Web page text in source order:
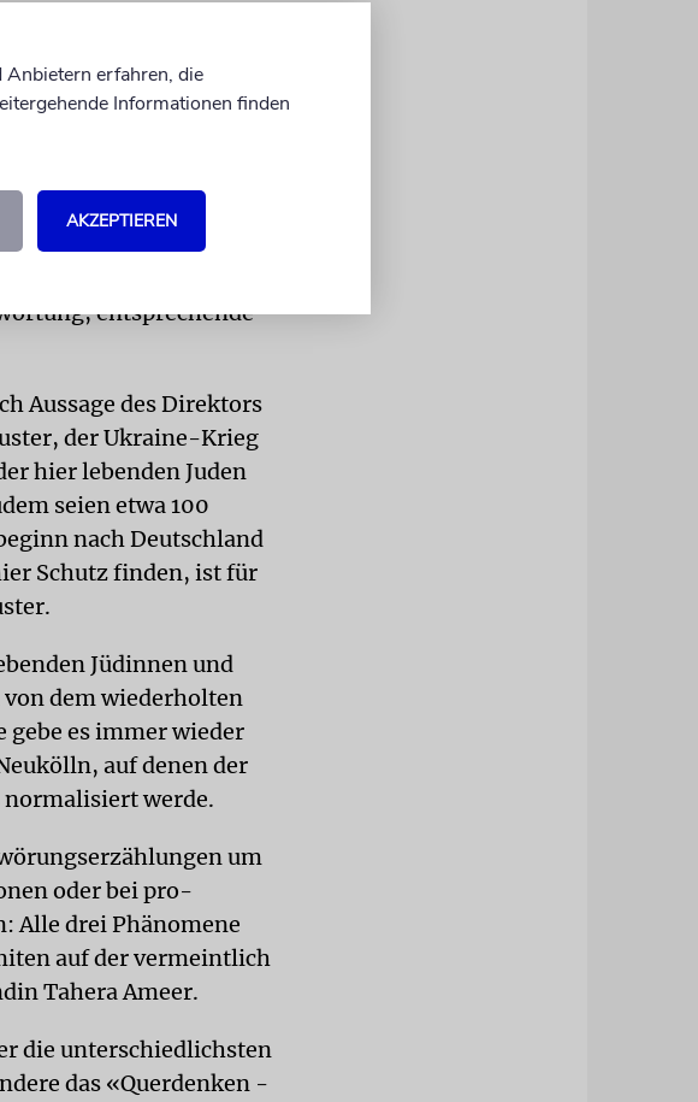
hinter allen
Antisemitismus»,
der Schoa oder ein
weil die
entsprechende
Aussage des Direktors
der Ukraine-Krieg
hier lebenden Juden
seien etwa 100
nach Deutschland
Schutz finden, ist für
Jüdinnen und
von dem wiederholten
es immer wieder
auf denen der
werde.
um
oder bei pro-
Alle drei Phänomene
auf der vermeintlich
Tahera Ameer.
die unterschiedlichsten
das «Querdenken -
Anbietern erfahren, die
Informationen finden
AKZEPTIEREN